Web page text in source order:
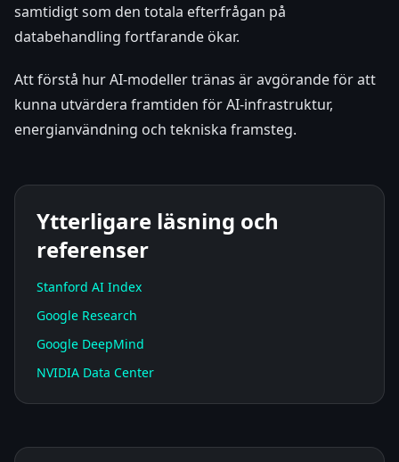
samtidigt som den totala efterfrågan på
databehandling fortfarande ökar.
Att förstå hur AI-modeller tränas är avgörande för att
kunna utvärdera framtiden för AI-infrastruktur,
energianvändning och tekniska framsteg.
Ytterligare läsning och
referenser
Stanford AI Index
Google Research
Google DeepMind
NVIDIA Data Center